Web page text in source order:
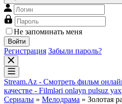
Не запоминать меня
Войти
Регистрация Забыли пароль?
Stream.Az - Смотреть фильм
качестве - Filmləri onlayn pulsuz
Сериалы » Мелодрама » Золотая